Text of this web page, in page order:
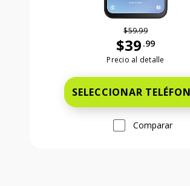
$59.99
$39 .99
Antes el precio
Precio al detalle
SELECCIONAR
Comparar